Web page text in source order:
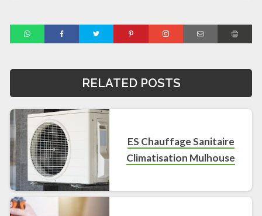
RELATED POSTS
ES Chauffage Sanitaire
Climatisation Mulhouse